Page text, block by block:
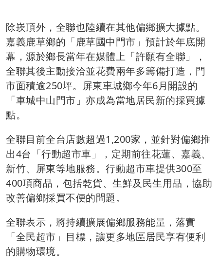
除崁頂外，全聯也陸續在其他偏鄉擴大據點。
嘉義鹿草鄉的「鹿草國中門市」預計於年底開
幕，源於鄉長當年在媒體上「許願有全聯」，
全聯其後主動接洽並花費兩年多籌備打造，門
市面積逾250坪。屏東車城鄉今年6月開設的
「車城中山門市」亦成為當地居民新的採買據
點。
全聯目前全台店數超過1,200家，並針對偏鄉推
出4台「行動超市車」，定期前往花蓮、嘉義、
新竹、屏東等地服務。行動超市車提供300至
400項商品，包括乾貨、生鮮及民生用品，協助
改善偏鄉採買不便的問題。
全聯表示，將持續擴展偏鄉服務能量，落實
「全民超市」目標，讓更多地區居民享有便利
的購物環境。